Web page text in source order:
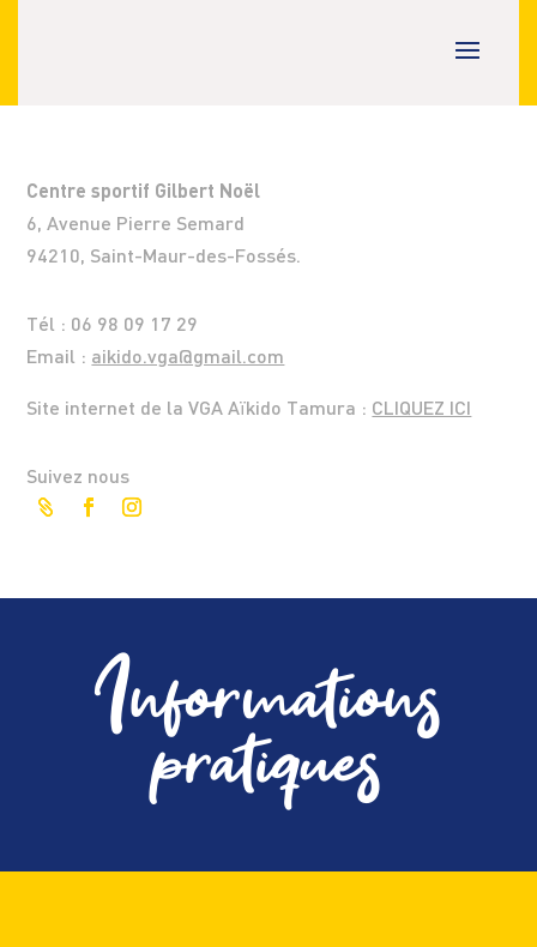
Centre sportif Gilbert Noël
6, Avenue Pierre Semard
94210, Saint-Maur-des-Fossés.
Tél : 06 98 09 17 29
Email : aikido.vga@gmail.com
Site internet de la VGA Aïkido Tamura : CLIQUEZ ICI
Suivez nous
Informations
pratiques